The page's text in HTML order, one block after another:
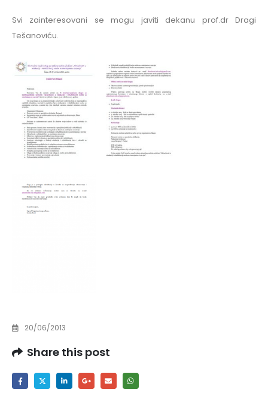
Svi zainteresovani se mogu javiti dekanu prof.dr Dragi
Tešanoviću.
20/06/2013
Share this post